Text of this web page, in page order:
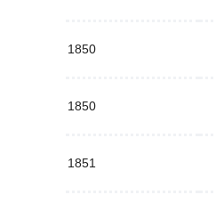
1850
1850
1851